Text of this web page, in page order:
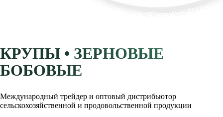
КРУПЫ • ЗЕРНОВЫЕ
БОБОВЫЕ
Международный трейдер и оптовый дистрибьютор
сельскохозяйственной и продовольственной продукции